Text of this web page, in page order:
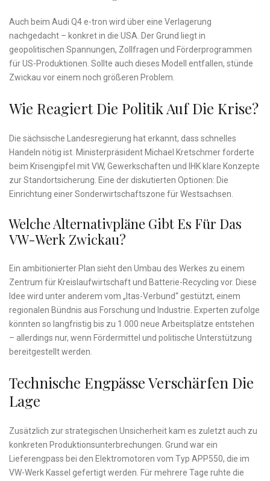
Auch beim Audi Q4 e-tron wird über eine Verlagerung
nachgedacht – konkret in die USA. Der Grund liegt in
geopolitischen Spannungen, Zollfragen und Förderprogrammen
für US-Produktionen. Sollte auch dieses Modell entfallen, stünde
Zwickau vor einem noch größeren Problem.
Wie Reagiert Die Politik Auf Die Krise?
Die sächsische Landesregierung hat erkannt, dass schnelles
Handeln nötig ist. Ministerpräsident Michael Kretschmer forderte
beim Krisengipfel mit VW, Gewerkschaften und IHK klare Konzepte
zur Standortsicherung. Eine der diskutierten Optionen: Die
Einrichtung einer Sonderwirtschaftszone für Westsachsen.
Welche Alternativpläne Gibt Es Für Das
VW-Werk Zwickau?
Ein ambitionierter Plan sieht den Umbau des Werkes zu einem
Zentrum für Kreislaufwirtschaft und Batterie-Recycling vor. Diese
Idee wird unter anderem vom „Itas-Verbund“ gestützt, einem
regionalen Bündnis aus Forschung und Industrie. Experten zufolge
könnten so langfristig bis zu 1.000 neue Arbeitsplätze entstehen
– allerdings nur, wenn Fördermittel und politische Unterstützung
bereitgestellt werden.
Technische Engpässe Verschärfen Die
Lage
Zusätzlich zur strategischen Unsicherheit kam es zuletzt auch zu
konkreten Produktionsunterbrechungen. Grund war ein
Lieferengpass bei den Elektromotoren vom Typ APP550, die im
VW-Werk Kassel gefertigt werden. Für mehrere Tage ruhte die